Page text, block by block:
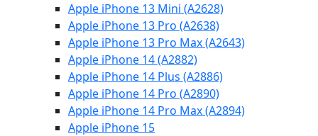
Apple iPhone 13 Mini (A2628)
Apple iPhone 13 Pro (A2638)
Apple iPhone 13 Pro Max (A2643)
Apple iPhone 14 (A2882)
Apple iPhone 14 Plus (A2886)
Apple iPhone 14 Pro (A2890)
Apple iPhone 14 Pro Max (A2894)
Apple iPhone 15